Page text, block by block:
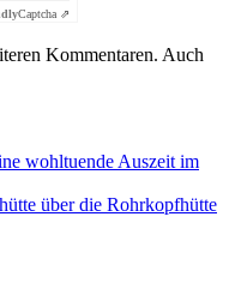
Captcha ⇗
Kommentaren. Auch
wohltuende Auszeit im
über die Rohrkopfhütte